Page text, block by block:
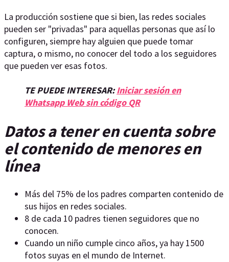
La producción sostiene que si bien, las redes sociales
pueden ser "privadas" para aquellas personas que así lo
configuren, siempre hay alguien que puede tomar
captura, o mismo, no conocer del todo a los seguidores
que pueden ver esas fotos.
TE PUEDE INTERESAR:Iniciar sesión en
Whatsapp Web sin código QR
Datos a tener en cuenta sobre
el contenido de menores en
línea
Más del 75% de los padres comparten contenido de
sus hijos en redes sociales.
8 de cada 10 padres tienen seguidores que no
conocen.
Cuando un niño cumple cinco años, ya hay 1500
fotos suyas en el mundo de Internet.